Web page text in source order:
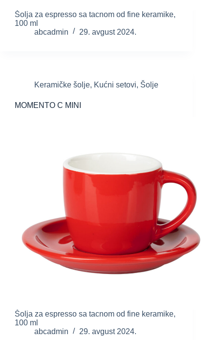
Šolja za espresso sa tacnom od fine keramike,
100 ml
abcadmin
29. avgust 2024.
Keramičke šolje, Kućni setovi, Šolje
MOMENTO C MINI
Šolja za espresso sa tacnom od fine keramike,
100 ml
abcadmin
29. avgust 2024.